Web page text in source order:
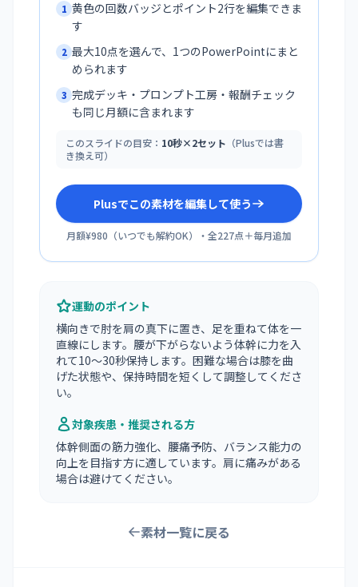
1 黄色の回数バッジとポイント2行を編集できま
す
2 最大10点を選んで、1つのPowerPointにまと
められます
3 完成デッキ・プロンプト工房・報酬チェック
も同じ月額に含まれます
このスライドの目安： 10秒×2セット （Plusでは書
き換え可）
Plusでこの素材を編集して使う
月額¥980 （いつでも解約OK）・全227点＋毎月追加
運動のポイント
横向きで肘を肩の真下に置き、足を重ねて体を一
直線にします。腰が下がらないよう体幹に力を入
れて10〜30秒保持します。困難な場合は膝を曲
げた状態や、保持時間を短くして調整してくださ
い。
対象疾患・推奨される方
体幹側面の筋力強化、腰痛予防、バランス能力の
向上を目指す方に適しています。肩に痛みがある
場合は避けてください。
素材一覧に戻る